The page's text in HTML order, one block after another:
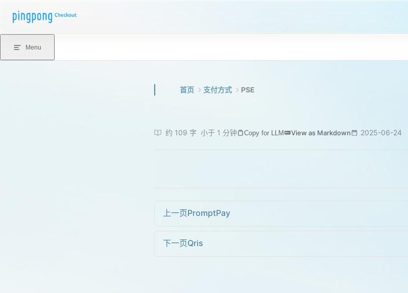
Skip to content
Menu
首页 支付方式 PSE
约 109 字 小于 1 分钟 Copy for LLM View as Markdown 2025-06-24
上一页PromptPay
下一页Qris